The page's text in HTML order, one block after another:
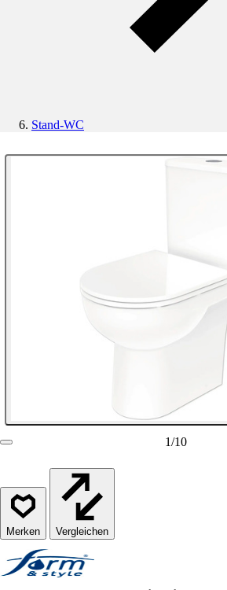
Stand-WC
1/10
Vergleichen